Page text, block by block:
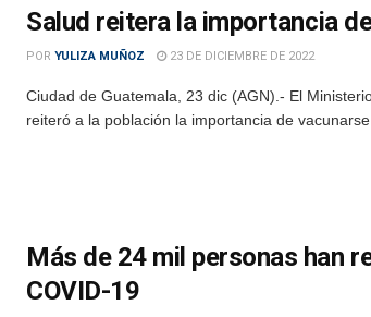
Salud reitera la importancia
POR YULIZA MUÑOZ 23 DE DICIEMBRE DE 2022
Ciudad de Guatemala, 23 dic (AGN).- El
reiteró a la población la importancia de
Más de 24 mil personas han
COVID-19